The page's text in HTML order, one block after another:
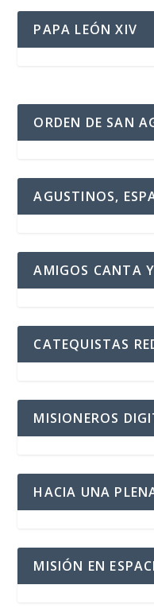
PAPA LEÓN XIV
ORDEN DE SAN
AGUSTINOS,
AMIGOS CANTA
CATEQUISTAS
MISIONEROS
HACIA UNA
MISIÓN EN